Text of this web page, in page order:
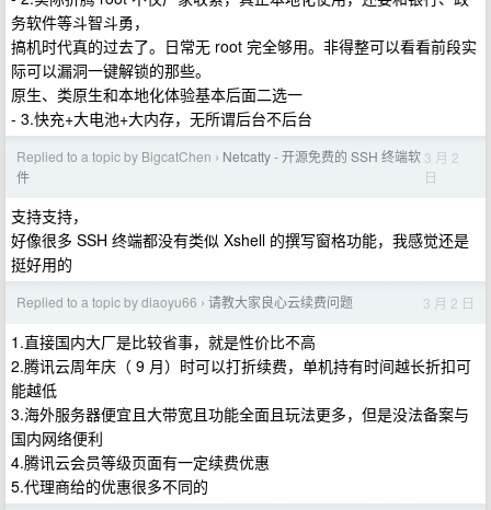
务软件等斗智斗勇，
搞机时代真的过去了。日常无 root 完全够用。非得整可以看看前段实
际可以漏洞一键解锁的那些。
原生、类原生和本地化体验基本后面二选一
- 3.快充+大电池+大内存，无所谓后台不后台
Replied to a topic by BigcatChen › Netcatty - 开源免费的 SSH 终端软
件
3 月 2
日
支持支持，
好像很多 SSH 终端都没有类似 Xshell 的撰写窗格功能，我感觉还是
挺好用的
Replied to a topic by diaoyu66 › 请教大家良心云续费问题 3 月 2 日
1.直接国内大厂是比较省事，就是性价比不高
2.腾讯云周年庆（ 9 月）时可以打折续费，单机持有时间越长折扣可
能越低
3.海外服务器便宜且大带宽且功能全面且玩法更多，但是没法备案与
国内网络便利
4.腾讯云会员等级页面有一定续费优惠
5.代理商给的优惠很多不同的